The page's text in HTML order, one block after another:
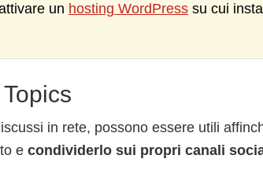
un hosting WordPress su cui
in rete, possono essere utili
e condividerlo sui propri canali